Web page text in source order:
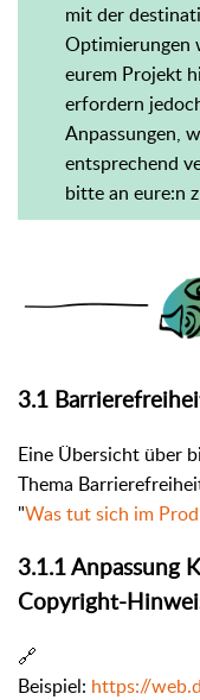
mit der
Optimierungen
eurem Projekt
erfordern
Anpassungen,
entsprechend
bitte an eure:n
3.1
Eine Übersicht über
Thema
"Was tut sich im
3.1.1 Anpassung
Copyright-
🔗
Beispiel: https://